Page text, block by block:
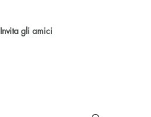
Invita gli amici